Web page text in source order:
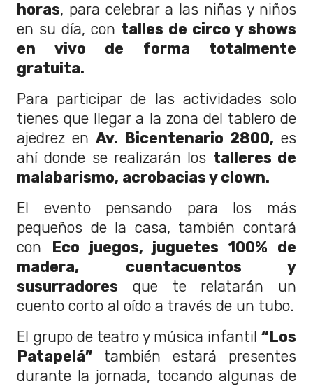
horas, para celebrar a las niñas y niños
en su día, con talles de circo y shows
en vivo de forma totalmente
gratuita.
Para participar de las actividades solo
tienes que llegar a la zona del tablero de
ajedrez en Av. Bicentenario 2800, es
ahí donde se realizarán los talleres de
malabarismo, acrobacias y clown.
El evento pensando para los más
pequeños de la casa, también contará
con Eco juegos, juguetes 100% de
madera, cuentacuentos y
susurradores que te relatarán un
cuento corto al oído a través de un tubo.
El grupo de teatro y música infantil “Los
Patapelá” también estará presentes
durante la jornada, tocando algunas de